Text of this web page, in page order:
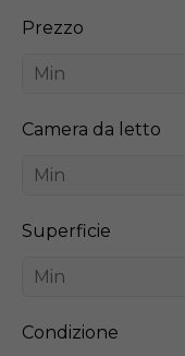
Prezzo
Camera da letto
Superficie
Condizione